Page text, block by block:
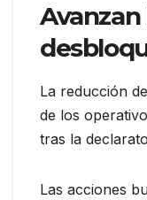
La reducción
de los
tras la
Las acciones